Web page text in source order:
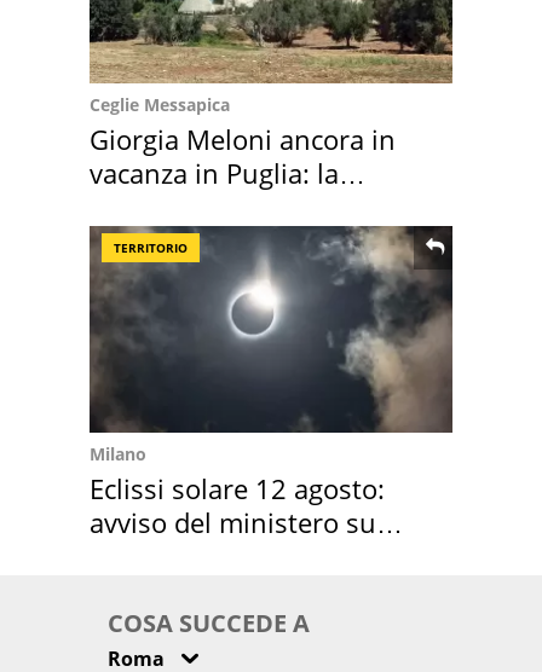
Ceglie Messapica
Giorgia Meloni ancora in
vacanza in Puglia: la
TERRITORIO
Milano
Eclissi solare 12 agosto:
avviso del ministero su